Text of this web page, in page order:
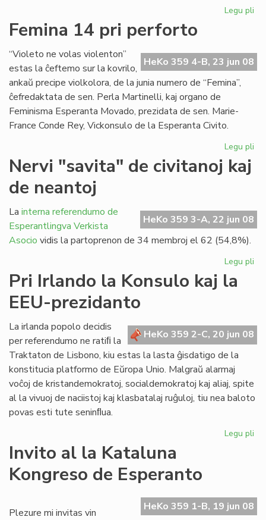
Legu pli
nia
Femina 14 pri perforto
HeKo 359 4-B, 23 jun 08
“Violeto ne volas violenton”
estas la ĉeftemo sur la kovrilo,
ankaŭ precipe violkolora, de la junia numero de “Femina”,
ĉefredaktata de sen. Perla Martinelli, kaj organo de
Feminisma Esperanta Movado, prezidata de sen. Marie-
France Conde Rey, Vickonsulo de la Esperanta Civito.
Legu pli
Nervi "savita" de civitanoj kaj
de neantoj
HeKo 359 3-A, 22 jun 08
La interna referendumo de
Esperantlingva Verkista
Asocio vidis la partoprenon de 34 membroj el 62 (54,8%).
Legu pli
kaj
Pri Irlando la Konsulo kaj la
EEU-prezidanto
HeKo 359 2-C, 20 jun 08
La irlanda popolo decidis
per referendumo ne ratiﬁ la
Traktaton de Lisbono, kiu estas la lasta ĝisdatigo de la
konstitucia platformo de Eŭropa Unio. Malgraŭ alarmaj
voĉoj de kristandemokratoj, socialdemokratoj kaj aliaj, spite
al la vivuoj de naciistoj kaj klasbatalaj ruĝuloj, tiu nea baloto
povas esti tute seninﬂua.
Legu pli
kaj
Invito al la Kataluna
Kongreso de Esperanto
HeKo 359 1-B, 19 jun 08
Plezure mi invitas vin